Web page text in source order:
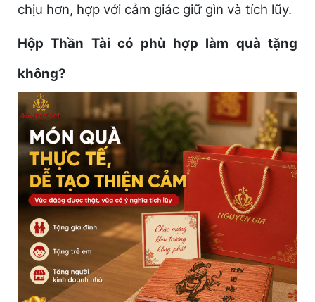
chịu hơn, hợp với cảm giác giữ gìn và tích lũy.
Hộp Thần Tài có phù hợp làm quà tặng
không?